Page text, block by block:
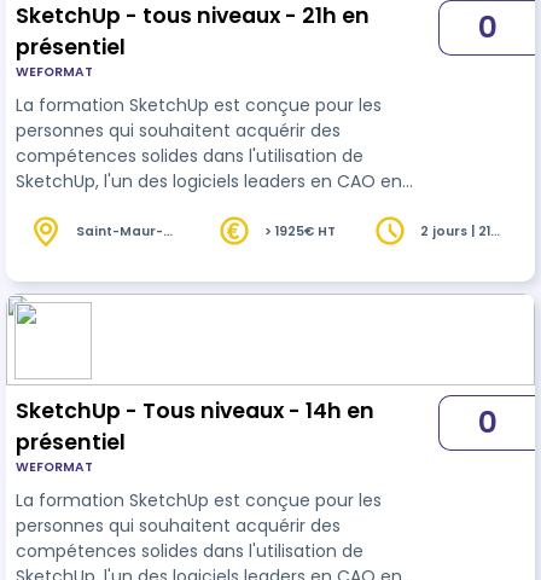
SketchUp - tous niveaux - 21h en
présentiel
WEFORMAT
La formation SketchUp est conçue pour les
personnes qui souhaitent acquérir des
compétences solides dans l'utilisation de
SketchUp, l'un des logiciels leaders en CAO en
architecte, designer d'intérieur, professionnel de
création visuelle, cette formation vous offre
l'opportunité d'explorer et de maîtriser l'univers
0
Saint-Maur-
> 1925€ HT
2 jours | 21
SketchUp - Tous niveaux - 14h en
présentiel
WEFORMAT
La formation SketchUp est conçue pour les
personnes qui souhaitent acquérir des
compétences solides dans l'utilisation de
0